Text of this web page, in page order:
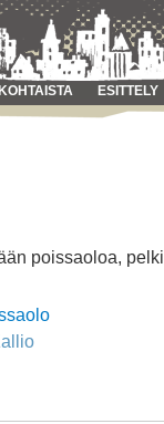
ESITTELY
poissaoloa,